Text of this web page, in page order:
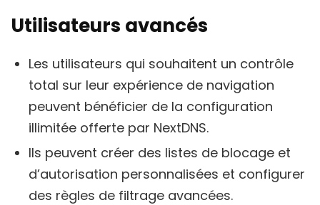
Utilisateurs avancés
Les utilisateurs qui souhaitent un contrôle
total sur leur expérience de navigation
peuvent bénéficier de la configuration
illimitée offerte par NextDNS.
Ils peuvent créer des listes de blocage et
d’autorisation personnalisées et configurer
des règles de filtrage avancées.